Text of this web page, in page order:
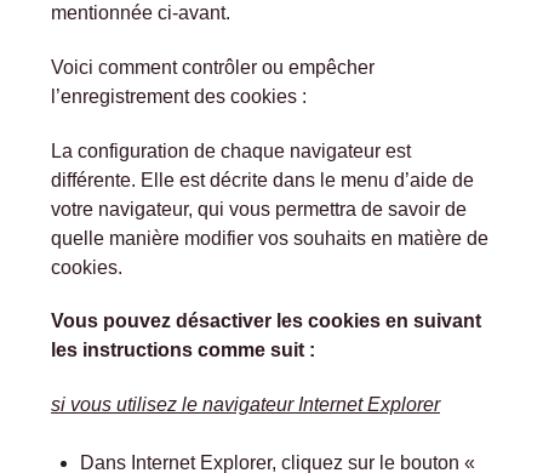
mentionnée ci-avant.
Voici comment contrôler ou empêcher
l’enregistrement des cookies :
La configuration de chaque navigateur est
différente. Elle est décrite dans le menu d’aide de
votre navigateur, qui vous permettra de savoir de
quelle manière modifier vos souhaits en matière de
cookies.
Vous pouvez désactiver les cookies en suivant
les instructions comme suit :
si vous utilisez le navigateur Internet Explorer
Dans Internet Explorer, cliquez sur le bouton «